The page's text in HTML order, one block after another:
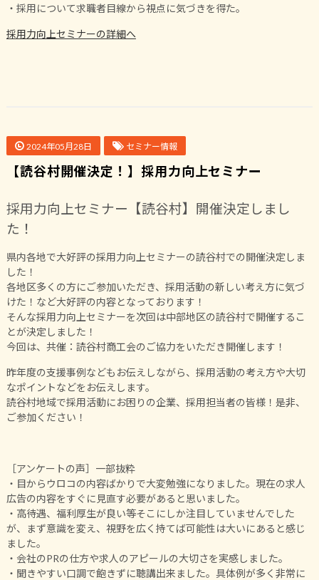
・採用について求職者目線から視点に気づきを得た。
採用力向上セミナーの詳細へ
2024年05月28日 セミナー情報
【読谷村開催決定！】採用力向上セミナー
採用力向上セミナー【読谷村】開催決定しまし
た！
県内各地で大好評の採用力向上セミナーの読谷村での開催決定しま
した！
各地区多くの方にご参加いただき、採用活動の新しい考え方に気づ
けた！など大好評の内容となっております！
そんな採用力向上セミナーを次回は中部地区の読谷村で開催するこ
とが決定しました！
今回は、共催：読谷村商工会のご協力をいただき開催します！
昨年度の支援事例などもお伝えしながら、採用活動の考え方や大切
なポイントなどをお伝えします。
読谷村地域で採用活動にお困りの企業、採用担当者の皆様！是非、
ご参加ください！
［アンケートの声］一部抜粋
・目からウロコの内容ばかりで大変勉強になりました。現在の求人
広告の内容をすぐに見直す必要があると思いました。
・高待遇、福利厚生が良い等そこにしか注目していませんでした
が、まず意識を変え、視野を広く持てば可能性は大いにあると感じ
ました。
・会社のPRの仕方や求人のアピールの大切さを実感しました。
・聞きやすい口調で飽きずに聴講出来ました。具体例が多く非常に